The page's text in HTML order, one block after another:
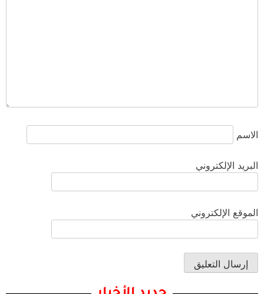
الاسم
البريد الإلكتروني
الموقع الإلكتروني